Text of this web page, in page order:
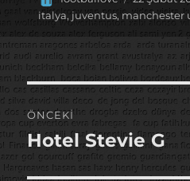
tarihi
italya, juventus, manchester
Yazı
gezinmesi
ÖNCEKI
Önceki
yazı:
Hotel Stevie G